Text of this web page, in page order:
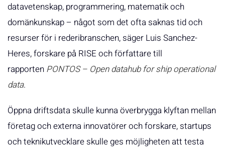
datavetenskap, programmering, matematik och
domänkunskap – något som det ofta saknas tid och
resurser för i rederibranschen, säger Luis Sanchez-
Heres, forskare på RISE och författare till
rapporten PONTOS – Open datahub for ship operational
data.
Öppna driftsdata skulle kunna överbrygga klyftan mellan
företag och externa innovatörer och forskare, startups
och teknikutvecklare skulle ges möjligheten att testa